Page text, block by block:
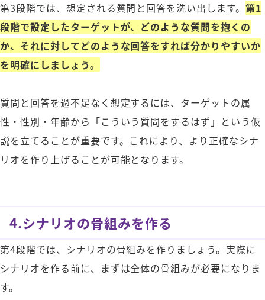
第3段階では、想定される質問と回答を洗い出します。 第1
段階で設定したターゲットが、どのような質問を抱くの
か、それに対してどのような回答をすれば分かりやすいか
を明確にしましょう。
質問と回答を過不足なく想定するには、ターゲットの属
性・性別・年齢から「こういう質問をするはず」という仮
説を立てることが重要です。これにより、より正確なシナ
リオを作り上げることが可能となります。
4.シナリオの骨組みを作る
第4段階では、シナリオの骨組みを作りましょう。実際に
シナリオを作る前に、まずは全体の骨組みが必要になりま
す。